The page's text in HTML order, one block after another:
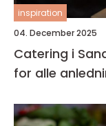
inspiration
04. December 2025
Catering i
for alle